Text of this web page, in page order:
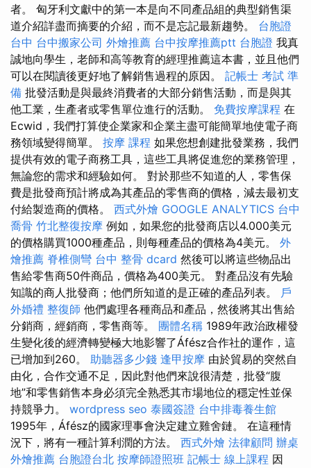
者。 匈牙利文獻中的第一本是向不同產品組的典型銷售渠
道介紹詳盡而摘要的介紹，而不是忘記最新趨勢。 台胞證
台中 台中搬家公司 外燴推薦 台中按摩推薦ptt 台胞證 我真
誠地向學生，老師和高等教育的經理推薦這本書，並且他們
可以在閱讀後更好地了解銷售過程的原因。 記帳士 考試 準
備 批發活動是與最終消費者的大部分銷售活動，而是與其
他工業，生產者或零售單位進行的活動。 免費按摩課程 在
Ecwid，我們打算使企業家和企業主盡可能簡單地使電子商
務領域變得簡單。 按摩 課程 如果您想創建批發業務，我們
提供有效的電子商務工具，這些工具將促進您的業務管理，
無論您的需求和經驗如何。 對於那些不知道的人，零售保
費是批發商預計將成為其產品的零售商的價格，減去最初支
付給製造商的價格。 西式外燴 GOOGLE ANALYTICS 台中
喬骨 竹北整復按摩 例如，如果您的批發商店以4.000美元
的價格購買1000種產品，則每種產品的價格為4美元。 外
燴推薦 脊椎側彎 台中 整骨 dcard 然後可以將這些物品出
售給零售商50件商品，價格為400美元。 對產品沒有先驗
知識的商人批發商；他們所知道的是正確的產品列表。 戶
外婚禮 整復師 他們處理各種商品和產品，然後將其出售給
分銷商，經銷商，零售商等。 團體名稱 1989年政治政權發
生變化後的經濟轉變極大地影響了Áfész合作社的運作，這
已增加到260。 助聽器多少錢 逢甲按摩 由於貿易的突然自
由化，合作交通不足，因此對他們來說很清楚，批發“腹
地”和零售銷售本身必須完全熟悉其市場地位的穩定性並保
持競爭力。 wordpress seo 泰國簽證 台中排毒養生館
1995年，Áfész的國家理事會決定建立雞舍鏈。 在這種情
況下，將有一種計算利潤的方法。 西式外燴 法律顧問 辦桌
外燴推薦 台胞證台北 按摩師證照班 記帳士 線上課程 因